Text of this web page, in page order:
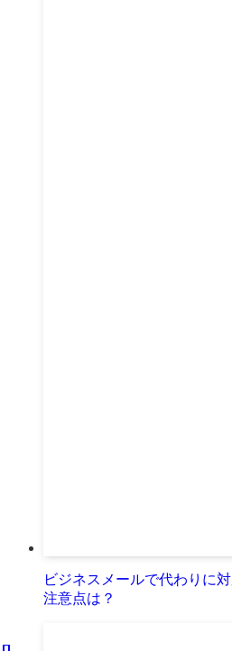
ビジネスメールで代わりに
注意点は？